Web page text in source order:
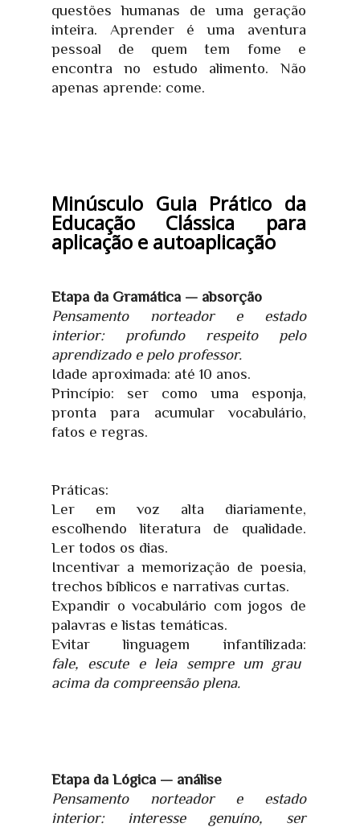
questões humanas de uma geração
inteira. Aprender é uma aventura
pessoal de quem tem fome e
encontra no estudo alimento. Não
apenas aprende: come.
Minúsculo Guia Prático da
Educação Clássica para
aplicação e autoaplicação
Etapa da Gramática — absorção
Pensamento norteador e estado
interior: profundo respeito pelo
aprendizado e pelo professor.
Idade aproximada: até 10 anos.
Princípio: ser como uma esponja,
pronta para acumular vocabulário,
fatos e regras.
Práticas:
Ler em voz alta diariamente,
escolhendo literatura de qualidade.
Ler todos os dias.
Incentivar a memorização de poesia,
trechos bíblicos e narrativas curtas.
Expandir o vocabulário com jogos de
palavras e listas temáticas.
Evitar linguagem infantilizada:
fale,
escute e leia sempre um grau
acima da compreensão plena.
Etapa da Lógica — análise
Pensamento norteador e estado
interior: interesse genuíno, ser